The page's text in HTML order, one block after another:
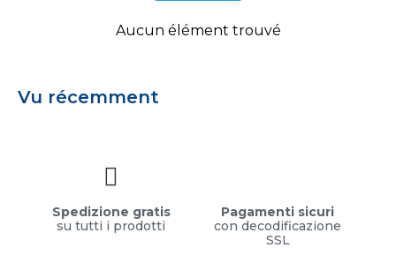
Aucun élément trouvé
Vu récemment
Spedizione gratis
su tutti i prodotti
Pagamenti sicuri
con decodificazione
SSL